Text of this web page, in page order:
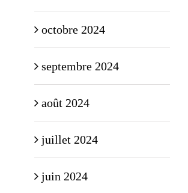
octobre 2024
septembre 2024
août 2024
juillet 2024
juin 2024